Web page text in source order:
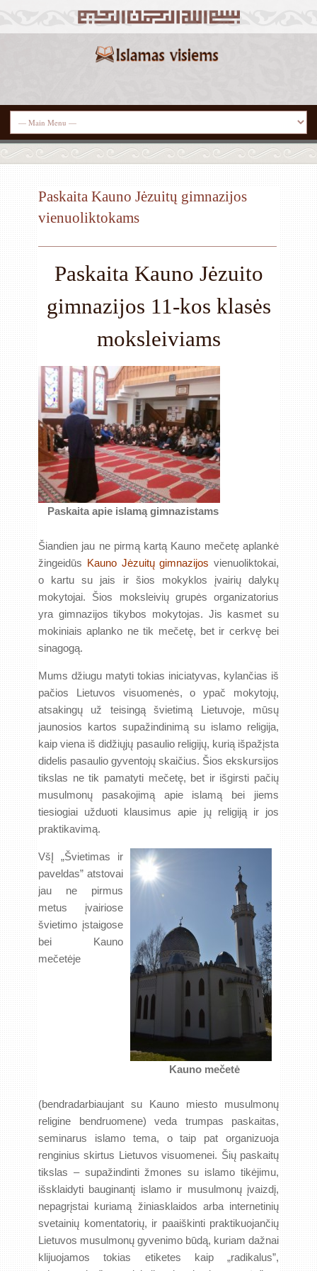
Paskaita Kauno Jėzuitų gimnazijos
vienuoliktokams
Paskaita Kauno Jėzuito
gimnazijos 11-kos klasės
moksleiviams
Paskaita apie islamą gimnazistams
Šiandien jau ne pirmą kartą Kauno mečetę aplankė
žingeidūs Kauno Jėzuitų gimnazijos vienuoliktokai,
o kartu su jais ir šios mokyklos įvairių dalykų
mokytojai. Šios moksleivių grupės organizatorius
yra gimnazijos tikybos mokytojas. Jis kasmet su
mokiniais aplanko ne tik mečetę, bet ir cerkvę bei
sinagogą.
Mums džiugu matyti tokias iniciatyvas, kylančias iš
pačios Lietuvos visuomenės, o ypač mokytojų,
atsakingų už teisingą švietimą Lietuvoje, mūsų
jaunosios kartos supažindinimą su islamo religija,
kaip viena iš didžiųjų pasaulio religijų, kurią išpažįsta
didelis pasaulio gyventojų skaičius. Šios ekskursijos
tikslas ne tik pamatyti mečetę, bet ir išgirsti pačių
musulmonų pasakojimą apie islamą bei jiems
tiesiogiai užduoti klausimus apie jų religiją ir jos
praktikavimą.
Kauno mečetė
VšĮ „Švietimas ir
paveldas” atstovai
jau ne pirmus
metus įvairiose
švietimo įstaigose
bei Kauno
mečetėje
(bendradarbiaujant su Kauno miesto musulmonų
religine bendruomene) veda trumpas paskaitas,
seminarus islamo tema, o taip pat organizuoja
renginius skirtus Lietuvos visuomenei. Šių paskaitų
tikslas – supažindinti žmones su islamo tikėjimu,
išsklaidyti bauginantį islamo ir musulmonų įvaizdį,
nepagrįstai kuriamą žiniasklaidos arba internetinių
svetainių komentatorių, ir paaiškinti praktikuojančių
Lietuvos musulmonų gyvenimo būdą, kuriam dažnai
klijuojamos tokias etiketes kaip „radikalus”,